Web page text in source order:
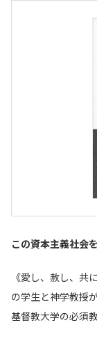
この資本主義社会
《愛し、赦し、共
の学生と神学教授
基督教大学の必須